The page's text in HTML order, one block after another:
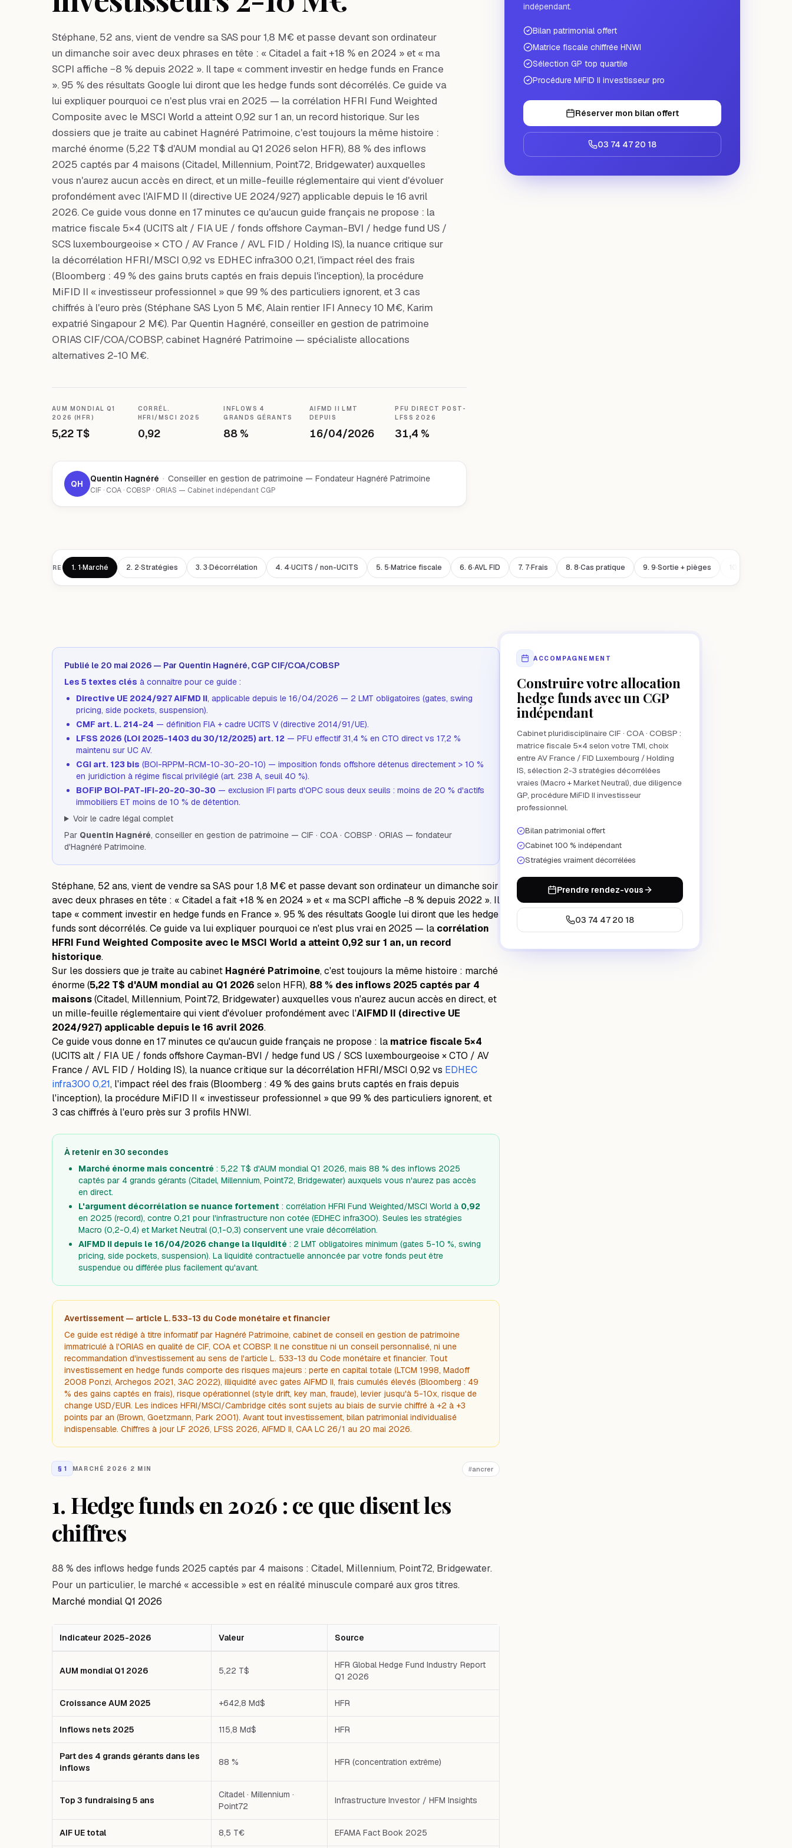
Stéphane, 52 ans, vient de vendre sa SAS pour 1,8 M€ et passe devant son ordinateur
un dimanche soir avec deux phrases en tête : « Citadel a fait +18 % en 2024 » et « ma
SCPI affiche −8 % depuis 2022 ». Il tape « comment investir en hedge funds en France
». 95 % des résultats Google lui diront que les hedge funds sont décorrélés. Ce guide va
lui expliquer pourquoi ce n'est plus vrai en 2025 — la corrélation HFRI Fund Weighted
Composite avec le MSCI World a atteint 0,92 sur 1 an, un record historique. Sur les
dossiers que je traite au cabinet Hagnéré Patrimoine, c'est toujours la même histoire :
marché énorme (5,22 T$ d'AUM mondial au Q1 2026 selon HFR), 88 % des inflows
2025 captés par 4 maisons (Citadel, Millennium, Point72, Bridgewater) auxquelles
vous n'aurez aucun accès en direct, et un mille-feuille réglementaire qui vient d'évoluer
profondément avec l'AIFMD II (directive UE 2024/927) applicable depuis le 16 avril
2026. Ce guide vous donne en 17 minutes ce qu'aucun guide français ne propose : la
matrice fiscale 5×4 (UCITS alt / FIA UE / fonds offshore Cayman-BVI / hedge fund US /
SCS luxembourgeoise × CTO / AV France / AVL FID / Holding IS), la nuance critique sur
la décorrélation HFRI/MSCI 0,92 vs EDHEC infra300 0,21, l'impact réel des frais
(Bloomberg : 49 % des gains bruts captés en frais depuis l'inception), la procédure
MiFID II « investisseur professionnel » que 99 % des particuliers ignorent, et 3 cas
chiffrés à l'euro près (Stéphane SAS Lyon 5 M€, Alain rentier IFI Annecy 10 M€, Karim
expatrié Singapour 2 M€). Par Quentin Hagnéré, conseiller en gestion de patrimoine
ORIAS CIF/COA/COBSP, cabinet Hagnéré Patrimoine — spécialiste allocations
alternatives 2-10 M€.
AUM MONDIAL Q1
2026 (HFR)
5,22 T$
CORRÉL.
HFRI/MSCI 2025
0,92
INFLOWS 4
GRANDS GÉRANTS
88 %
AIFMD II LMT
DEPUIS
16/04/2026
PFU DIRECT POST-
LFSS 2026
31,4 %
QH Quentin Hagnéré · Conseiller en gestion de patrimoine — Fondateur Hagnéré Patrimoine
CIF · COA · COBSP · ORIAS — Cabinet indépendant CGP
indépendant.
Bilan patrimonial offert
Matrice fiscale chiffrée HNWI
Sélection GP top quartile
Procédure MiFID II investisseur pro
Réserver mon bilan offert
03 74 47 20 18
SOMMAIRE 1. 1·Marché 2. 2·Stratégies 3. 3·Décorrélation 4. 4·UCITS / non-UCITS 5. 5·Matrice fiscale 6. 6·AVL FID 7. 7·Frais 8. 8·Cas pratique 9. 9·Sortie + pièges 10.
Publié le 20 mai 2026 — Par Quentin Hagnéré, CGP CIF/COA/COBSP
Les 5 textes clés à connaître pour ce guide :
Directive UE 2024/927 AIFMD II, applicable depuis le 16/04/2026 — 2 LMT obligatoires (gates, swing
pricing, side pockets, suspension).
CMF art. L. 214-24 — définition FIA + cadre UCITS V (directive 2014/91/UE).
LFSS 2026 (LOI 2025-1403 du 30/12/2025) art. 12 — PFU effectif 31,4 % en CTO direct vs 17,2 %
maintenu sur UC AV.
CGI art. 123 bis (BOI-RPPM-RCM-10-30-20-10) — imposition fonds offshore détenus directement > 10 %
en juridiction à régime fiscal privilégié (art. 238 A, seuil 40 %).
BOFiP BOI-PAT-IFI-20-20-30-30 — exclusion IFI parts d'OPC sous deux seuils : moins de 20 % d'actifs
immobiliers ET moins de 10 % de détention.
Voir le cadre légal complet
Par Quentin Hagnéré, conseiller en gestion de patrimoine — CIF · COA · COBSP · ORIAS — fondateur
d'Hagnéré Patrimoine.
Stéphane, 52 ans, vient de vendre sa SAS pour 1,8 M€ et passe devant son ordinateur un dimanche soir
avec deux phrases en tête : « Citadel a fait +18 % en 2024 » et « ma SCPI affiche −8 % depuis 2022 ». Il
tape « comment investir en hedge funds en France ». 95 % des résultats Google lui diront que les hedge
funds sont décorrélés. Ce guide va lui expliquer pourquoi ce n'est plus vrai en 2025 — la corrélation
HFRI Fund Weighted Composite avec le MSCI World a atteint 0,92 sur 1 an, un record
historique.
Sur les dossiers que je traite au cabinet Hagnéré Patrimoine, c'est toujours la même histoire : marché
énorme (5,22 T$ d'AUM mondial au Q1 2026 selon HFR), 88 % des inflows 2025 captés par 4
maisons(Citadel, Millennium, Point72, Bridgewater) auxquelles vous n'aurez aucun accès en direct, et
un mille-feuille réglementaire qui vient d'évoluer profondément avec l'AIFMD II (directive UE
2024/927) applicable depuis le 16 avril 2026.
Ce guide vous donne en 17 minutes ce qu'aucun guide français ne propose : la matrice fiscale 5×4
(UCITS alt / FIA UE / fonds offshore Cayman-BVI / hedge fund US / SCS luxembourgeoise × CTO / AV
France / AVL FID / Holding IS), la nuance critique sur la décorrélation HFRI/MSCI 0,92 vs EDHEC
infra300 0,21, l'impact réel des frais (Bloomberg : 49 % des gains bruts captés en frais depuis
l'inception), la procédure MiFID II « investisseur professionnel » que 99 % des particuliers ignorent, et
3 cas chiffrés à l'euro près sur 3 profils HNWI.
À retenir en 30 secondes
Marché énorme mais concentré : 5,22 T$ d'AUM mondial Q1 2026, mais 88 % des inflows 2025
captés par 4 grands gérants (Citadel, Millennium, Point72, Bridgewater) auxquels vous n'aurez pas accès
en direct.
L'argument décorrélation se nuance fortement : corrélation HFRI Fund Weighted/MSCI World à 0,92
en 2025 (record), contre 0,21 pour l'infrastructure non cotée (EDHEC infra300). Seules les stratégies
Macro (0,2-0,4) et Market Neutral (0,1-0,3) conservent une vraie décorrélation.
AIFMD II depuis le 16/04/2026 change la liquidité : 2 LMT obligatoires minimum (gates 5-10 %, swing
pricing, side pockets, suspension). La liquidité contractuelle annoncée par votre fonds peut être
suspendue ou différée plus facilement qu'avant.
Avertissement — article L. 533-13 du Code monétaire et financier
Ce guide est rédigé à titre informatif par Hagnéré Patrimoine, cabinet de conseil en gestion de patrimoine
immatriculé à l'ORIAS en qualité de CIF, COA et COBSP. Il ne constitue ni un conseil personnalisé, ni une
recommandation d'investissement au sens de l'article L. 533-13 du Code monétaire et financier. Tout
investissement en hedge funds comporte des risques majeurs : perte en capital totale (LTCM 1998, Madoff
2008 Ponzi, Archegos 2021, 3AC 2022), illiquidité avec gates AIFMD II, frais cumulés élevés (Bloomberg : 49
% des gains captés en frais), risque opérationnel (style drift, key man, fraude), levier jusqu'à 5-10x, risque de
change USD/EUR. Les indices HFRI/MSCI/Cambridge cités sont sujets au biais de survie chiffré à +2 à +3
points par an (Brown, Goetzmann, Park 2001). Avant tout investissement, bilan patrimonial individualisé
indispensable. Chiffres à jour LF 2026, LFSS 2026, AIFMD II, CAA LC 26/1 au 20 mai 2026.
§ 1 MARCHÉ 2026· 2 MIN #ancrer
1. Hedge funds en 2026 : ce que disent les
chiffres
88 % des inflows hedge funds 2025 captés par 4 maisons : Citadel, Millennium, Point72, Bridgewater.
Pour un particulier, le marché « accessible » est en réalité minuscule comparé aux gros titres.
Marché mondial Q1 2026
Indicateur 2025-2026 Valeur Source
AUM mondial Q1 2026 5,22 T$
HFR Global Hedge Fund Industry Report
Q1 2026
Croissance AUM 2025 +642,8 Md$ HFR
Inflows nets 2025 115,8 Md$ HFR
Part des 4 grands gérants dans les
inflows
88 % HFR (concentration extrême)
Top 3 fundraising 5 ans
Citadel · Millennium ·
Point72
Infrastructure Investor / HFM Insights
AIF UE total 8,5 T€ EFAMA Fact Book 2025
ACCOMPAGNEMENT
Construire votre allocation
hedge funds avec un CGP
indépendant
Cabinet pluridisciplinaire CIF · COA · COBSP :
matrice fiscale 5×4 selon votre TMI, choix
entre AV France / FID Luxembourg / Holding
IS, sélection 2-3 stratégies décorrélées
vraies (Macro + Market Neutral), due diligence
GP, procédure MiFID II investisseur
professionnel.
Bilan patrimonial offert
Cabinet 100 % indépendant
Stratégies vraiment décorrélées
Prendre rendez-vous
03 74 47 20 18